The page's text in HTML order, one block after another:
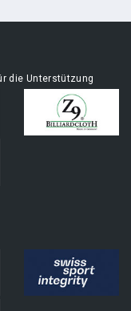
die Unterstützung